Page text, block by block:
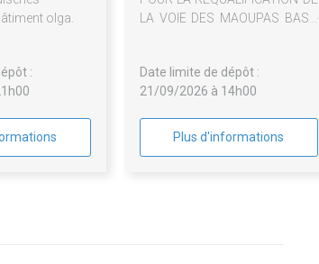
olga.
:
LA VOIE DES MAOUPAS BAS -
Date limite de dépôt :
21/09/2026 à 14h00
Plus d'informations